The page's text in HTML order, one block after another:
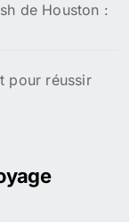
de Houston :
pour réussir